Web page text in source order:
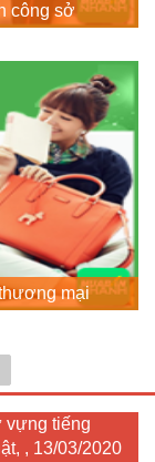
công sở
mại
vựng tiếng
, 13/03/2020